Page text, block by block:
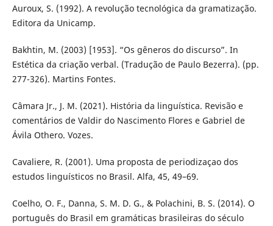
Auroux, S. (1992). A revolução tecnológica da gramatização.
Editora da Unicamp.
Bakhtin, M. (2003) [1953]. “Os gêneros do discurso”. In
Estética da criação verbal. (Tradução de Paulo Bezerra). (pp.
277-326). Martins Fontes.
Câmara Jr., J. M. (2021). História da linguística. Revisão e
comentários de Valdir do Nascimento Flores e Gabriel de
Ávila Othero. Vozes.
Cavaliere, R. (2001). Uma proposta de periodizaçao dos
estudos linguísticos no Brasil. Alfa, 45, 49–69.
Coelho, O. F., Danna, S. M. D. G., & Polachini, B. S. (2014). O
português do Brasil em gramáticas brasileiras do século